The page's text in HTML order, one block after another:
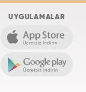
UYGULAMALAR